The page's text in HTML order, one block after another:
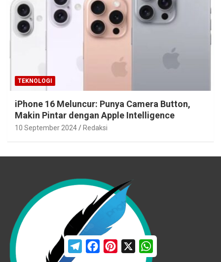
TEKNOLOGI
iPhone 16 Meluncur: Punya Camera Button,
Makin Pintar dengan Apple Intelligence
10 September 2024 Redaksi
T
P
X
a